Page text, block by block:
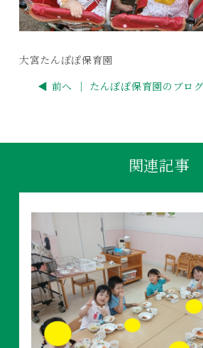
大宮たんぽぽ保育園
◀ 前へ ｜ たんぽぽ保育園のブロ
関連記事